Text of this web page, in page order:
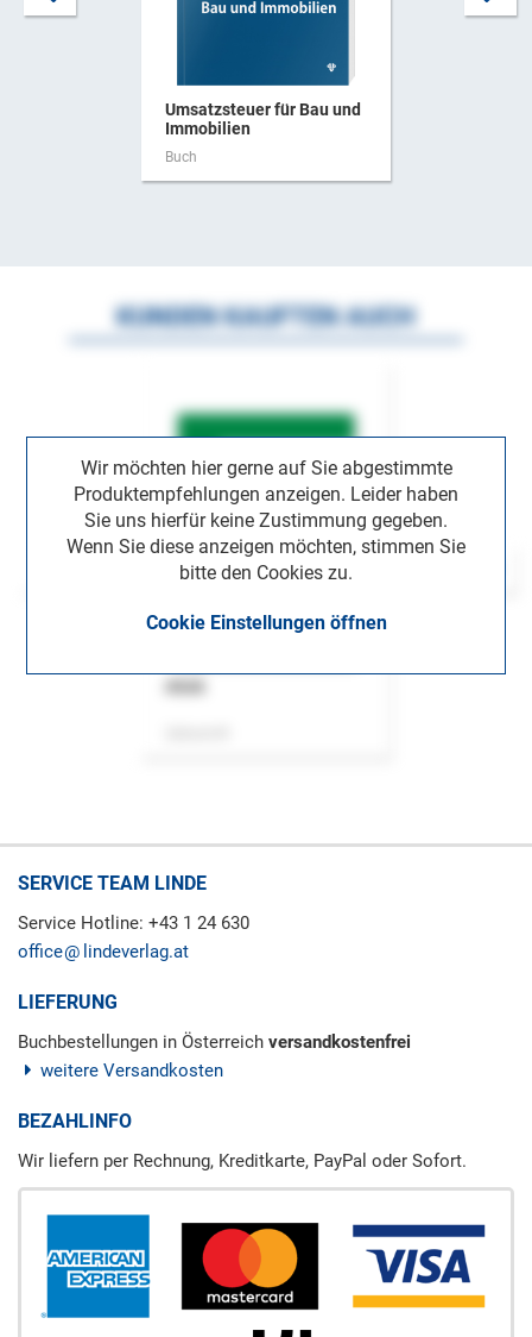
Umsatzsteuer für Bau und
Immobilien
Buch
Wir möchten hier gerne auf Sie abgestimmte
Produktempfehlungen anzeigen. Leider haben
Sie uns hierfür keine Zustimmung gegeben.
Wenn Sie diese anzeigen möchten, stimmen Sie
bitte den Cookies zu.
Cookie Einstellungen öffnen
KUNDEN KAUFTEN AUCH
SERVICE TEAM LINDE
Service Hotline: +43 1 24 630
office
lindeverlag.at
LIEFERUNG
Buchbestellungen in Österreich versandkostenfrei
weitere Versandkosten
BEZAHLINFO
Wir liefern per Rechnung, Kreditkarte, PayPal oder Sofort.